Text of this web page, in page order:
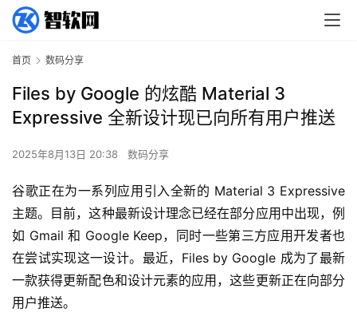
首页 数码分享
Files by Google 的炫酷 Material 3
Expressive 全新设计现已向所有用户推送
2025年8月13日 20:38 数码分享
谷歌正在为一系列应用引入全新的 Material 3 Expressive
主题。目前，这种最新设计理念已经在部分应用中出现，例
如 Gmail 和 Google Keep，同时一些第三方应用开发者也
在尝试实现这一设计。最近，Files by Google 成为了最新
一款获得更新配色和设计元素的应用，这些更新正在向部分
用户推送。